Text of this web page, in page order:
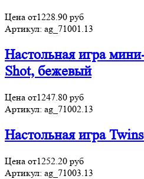
Цена от1228.90 руб
Артикул: ag_71001.13
Настольная игра
Shot, бежевый
Цена от1247.80 руб
Артикул: ag_71002.13
Настольная игра
Цена от1252.20 руб
Артикул: ag_71003.13